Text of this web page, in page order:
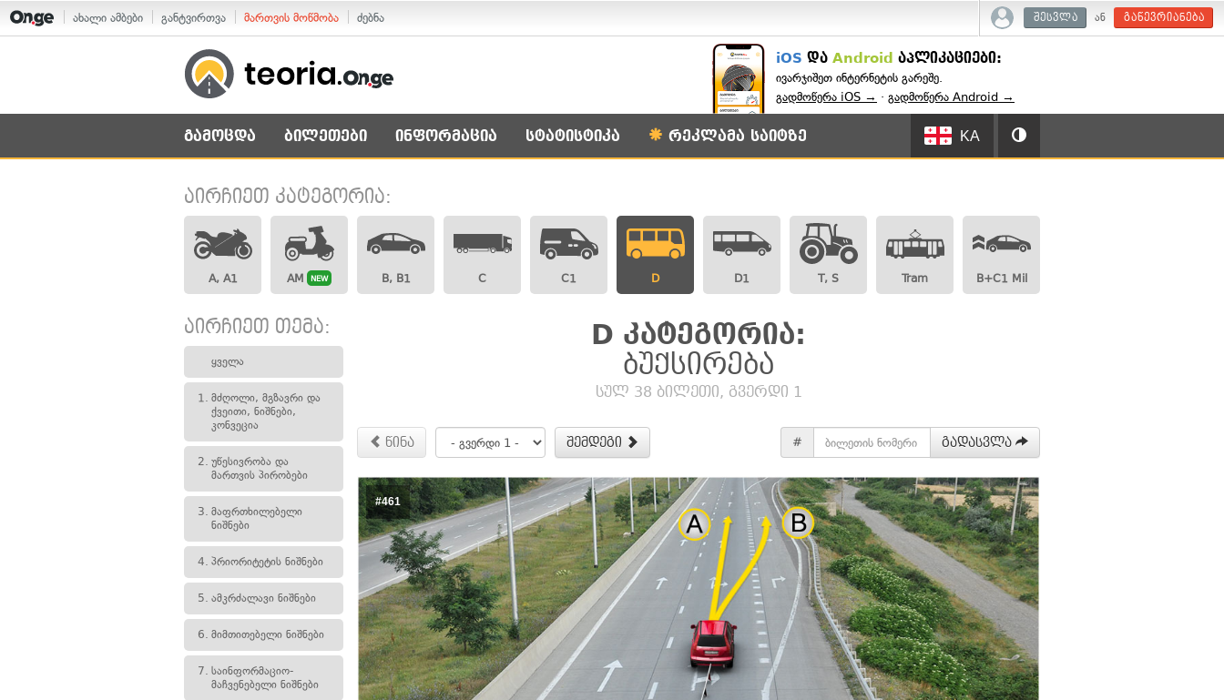
ახალი ამბები განტვირთვა მართვის მოწმობა ძებნა შესვლა ან გაწევრიანება
iOS და Android აპლიკაციები:
ივარჯიშეთ ინტერნეტის გარეშე.
გადმოწერა iOS → · გადმოწერა Android →
გამოცდა ბილეთები ინფორმაცია სტატისტიკა რეკლამა საიტზე KA
აირჩიეთ კატეგორია:
A, A1 AM NEW B, B1 C C1 D D1 T, S Tram B+C1 Mil
აირჩიეთ თემა:
ყველა
1. მძღოლი, მგზავრი და
ქვეითი, ნიშნები,
კონვეცია
2. უწესივრობა და
მართვის პირობები
3. მაფრთხილებელი
ნიშნები
4. პრიორიტეტის ნიშნები
5. ამკრძალავი ნიშნები
6. მიმთითებელი ნიშნები
7. საინფორმაციო-
მაჩვენებელი ნიშნები
D კატეგორია:
ბუქსირება
სულ 38 ბილეთი, გვერდი 1
წინა შემდეგი # გადასვლა
#461